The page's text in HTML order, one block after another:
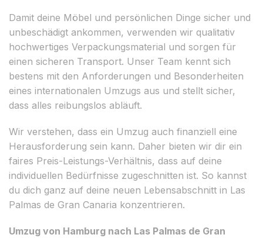
Damit deine Möbel und persönlichen Dinge sicher und
unbeschädigt ankommen, verwenden wir qualitativ
hochwertiges Verpackungsmaterial und sorgen für
einen sicheren Transport. Unser Team kennt sich
bestens mit den Anforderungen und Besonderheiten
eines internationalen Umzugs aus und stellt sicher,
dass alles reibungslos abläuft.
Wir verstehen, dass ein Umzug auch finanziell eine
Herausforderung sein kann. Daher bieten wir dir ein
faires Preis-Leistungs-Verhältnis, dass auf deine
individuellen Bedürfnisse zugeschnitten ist. So kannst
du dich ganz auf deine neuen Lebensabschnitt in Las
Palmas de Gran Canaria konzentrieren.
Umzug von Hamburg nach Las Palmas de Gran